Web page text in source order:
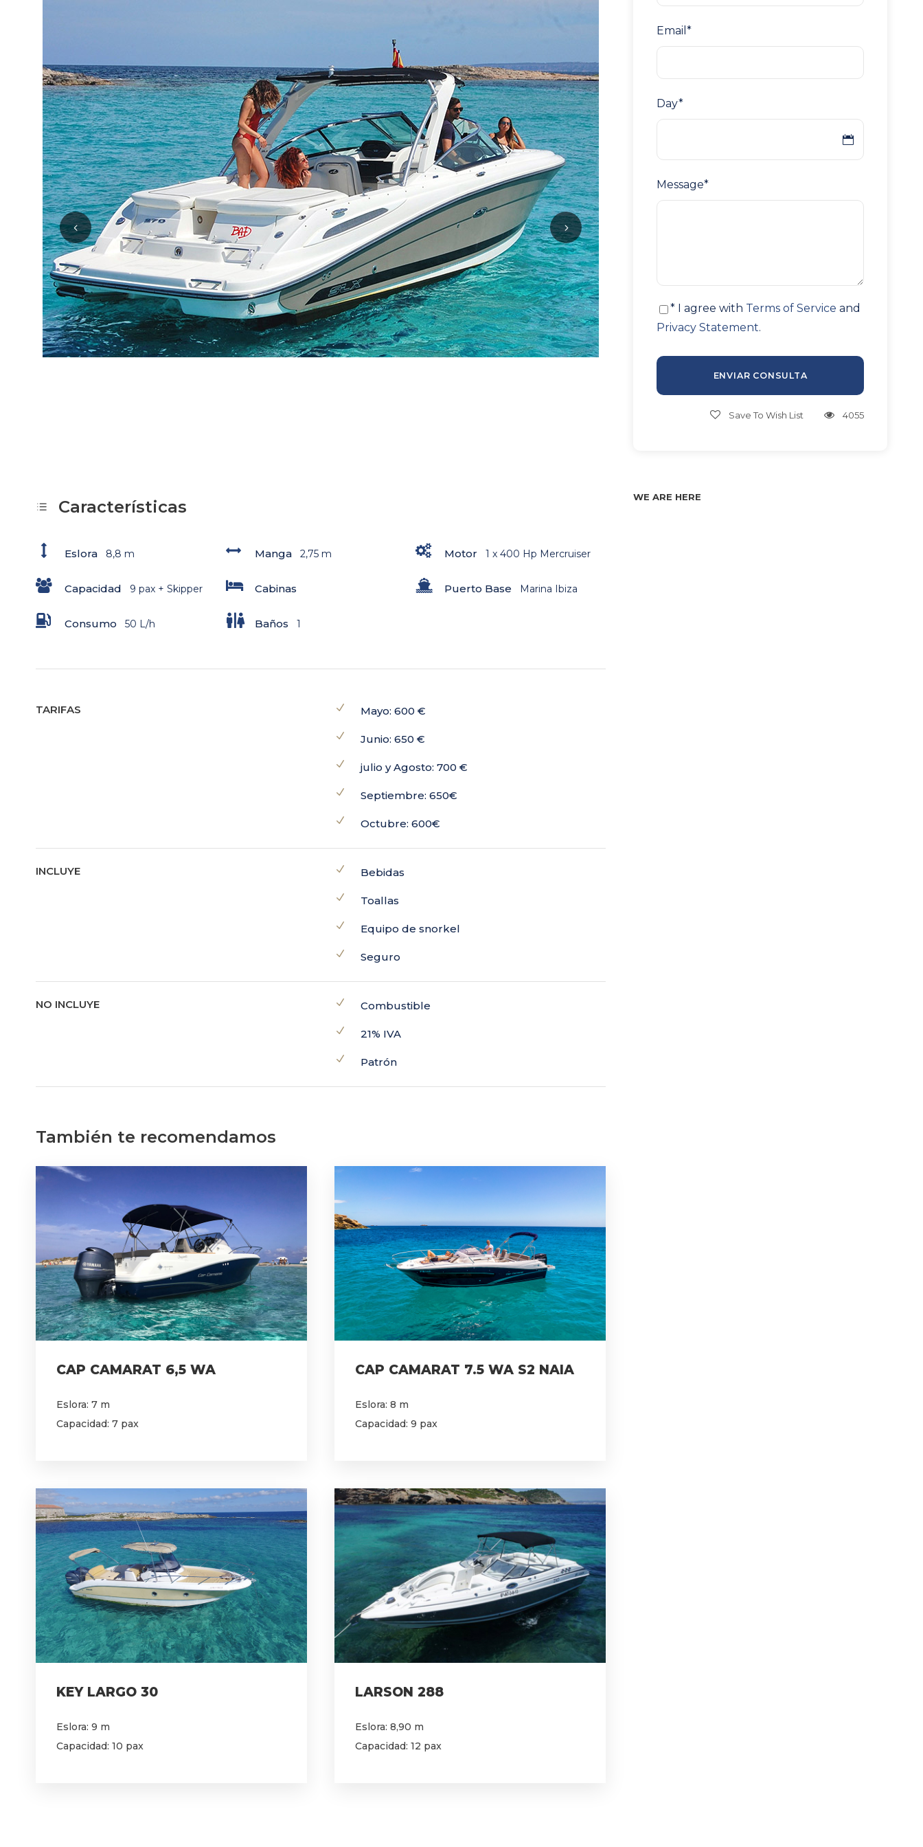
Email *
Day*
Message*
* I agree with Terms of Service and
Privacy Statement.
Save To Wish List 4055
WE ARE HERE
Características
Eslora 8,8 m Manga 2,75 m Motor 1 x 400 Hp Mercruiser
Capacidad 9 pax + Skipper Cabinas Puerto Base Marina Ibiza
Consumo 50 L/h Baños 1
TARIFAS Mayo: 600 €
Junio: 650 €
julio y Agosto: 700 €
Septiembre: 650€
Octubre: 600€
INCLUYE Bebidas
Toallas
Equipo de snorkel
Seguro
NO INCLUYE Combustible
21% IVA
Patrón
También te recomendamos
CAP CAMARAT 6,5 WA
Eslora: 7 m
Capacidad: 7 pax
CAP CAMARAT 7.5 WA S2 NAIA
Eslora: 8 m
Capacidad: 9 pax
KEY LARGO 30
Eslora: 9 m
Capacidad: 10 pax
LARSON 288
Eslora: 8,90 m
Capacidad: 12 pax